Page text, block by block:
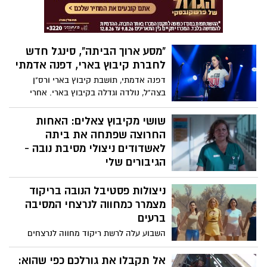
וניהול מוזיקלי: Kobi Oved
ציטרנוביץ' (אורים), זיו טמסוט (ישע), מתן
דישי (ניר יצחק) וגרישה סמינרוב (ישע),
בתחרות הארצית, מתוך 110 סרטים שהוגשו.
"מסע ארוך הביתה", סינגל חדש
לחברת קיבוץ בארי, דפנה אדמתי
דפנה אדמתי, תושבת קיבוץ בארי ורס"ן
בצה"ל, נולדה וגדלה בקיבוץ בארי. אחרי
הטרגדיה שפקדה את הקהילה שלה בשבעה
באוקטובר, היא חזרה לשירות מלא מתוך רצון
להציל את הבית ולהגן על מה שנותר ממנו.
כעת השיקה סינגל חדש
שושי מקיבוץ צאלים: האחות
החרוצה שפתחה את ביתה
לאשדודים ניצולי מסיבת נובה -
הגיבורים שלי
שושי מקיבוץ צאלים היא אחות חרוצה
ומארחת חסרת פשרות. ב-7.10, שושי נדהמה
להתעורר למציאות של אזעקות בלתי פוסקות
ומאות בני אדם הנסים על נפשם אל תוך
הצטרפה שושי למרפאת הקיבוץ ועזרה לטפל
"הגיבורים שלי"
ניצולות פסטיבל הנובה בריקוד
מצמרר כמחווה לנרצחי המסיבה
ברעים
השבוע עלה לרשת ריקוד מחווה לנרצחים
בפסטיבל הנובה, שבו משתתפות ניצולות
ושורדות הטבח 7 באוקטובר לצד כוכבת
אל תקבלו את גורלכם כפי שהוא: